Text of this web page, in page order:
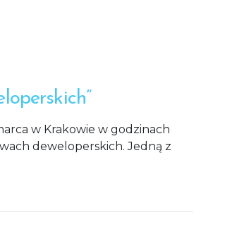
w Krakowie w godzinach
deweloperskich. Jedną z